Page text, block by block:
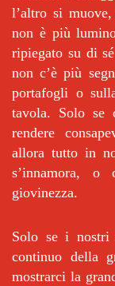
l’altro si
non è più
ripiegato su di
non c’è più
portafogli o
tavola. Solo se
rendere
allora tutto in
s’innamora,
giovinezza.
Solo se i nostri
continuo della
mostrarci la